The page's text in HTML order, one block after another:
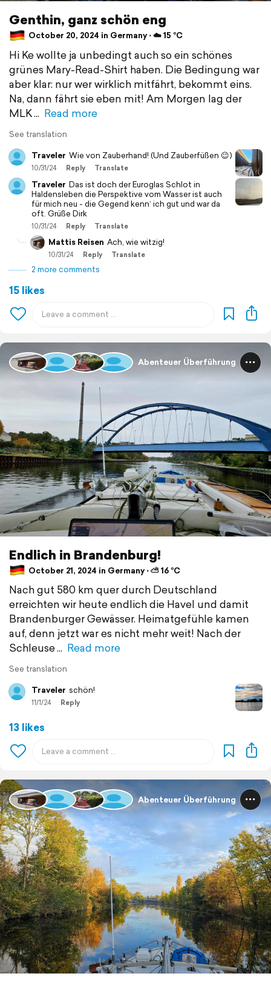
Genthin, ganz schön eng
October 20, 2024 in Germany ⋅ ☁️ 15 °C
Hi Ke wollte ja unbedingt auch so ein schönes
grünes Mary-Read-Shirt haben. Die Bedingung war
aber klar: nur wer wirklich mitfährt, bekommt eins.
Na, dann fährt sie eben mit! Am Morgen lag der
MLK
Read more
See translation
Traveler Wie von Zauberhand! (Und Zauberfüßen 😉)
10/31/24 Reply Translate
Traveler Das ist doch der Euroglas Schlot in
Haldensleben die Perspektive vom Wasser ist auch
für mich neu - die Gegend kenn‘ ich gut und war da
oft. Grüße Dirk
10/31/24 Reply Translate
Mattis Reisen Ach, wie witzig!
10/31/24 Reply Translate
2 more comments
15 likes
Abenteuer Überführung
Endlich in Brandenburg!
October 21, 2024 in Germany ⋅ ⛅ 16 °C
Nach gut 580 km quer durch Deutschland
erreichten wir heute endlich die Havel und damit
Brandenburger Gewässer. Heimatgefühle kamen
auf, denn jetzt war es nicht mehr weit! Nach der
Schleuse
Read more
See translation
Traveler schön!
11/1/24 Reply
13 likes
Abenteuer Überführung